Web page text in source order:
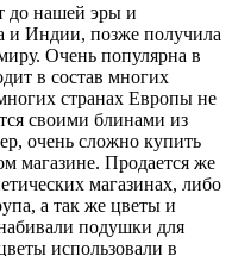
до нашей эры и
и Индии, позже получила
Очень популярна в
в состав многих
странах Европы не
своими блинами из
очень сложно купить
магазине. Продается же
магазинах, либо
а так же цветы и
подушки для
использовали в